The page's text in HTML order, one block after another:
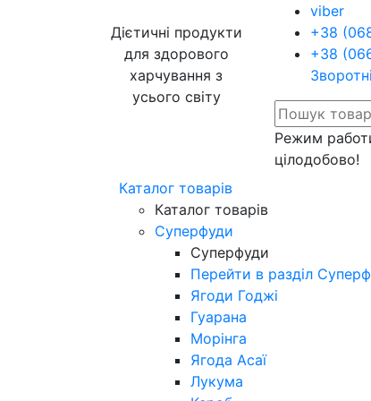
Дієтичні продукти
для здорового
харчування з
усього світу
viber
+38
+38
Режим
цілодобово!
Каталог товарів
Каталог товарів
Суперфуди
Суперфуди
Перейти в разділ
Ягоди Годжі
Гуарана
Морінга
Ягода Асаї
Лукума